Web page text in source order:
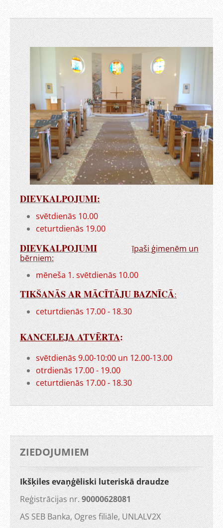
DIEVKALPOJUMI:
svētdienās 10.00
ceturtdienās 19.00
DIEVKALPOJUMI
īpaši ģimenēm un
bērniem:
mēneša 1. svētdienās 10.00
TIKŠANĀS AR MĀCĪTĀJU BAZNĪCĀ:
ceturtdienās 17.00 - 18.30
KANCELEJA ATVĒRTA:
svētdienās 9.00-10:00 un 12.00-13.00
otrdienās 17.00 - 19.00
ceturtdienās 17.00 - 18.30
ZIEDOJUMIEM
Ikšķiles evaņģēliski luteriskā draudze
Reģistrācijas nr. 90000628081
AS SEB Banka, Ogres filiāle, UNLALV2X